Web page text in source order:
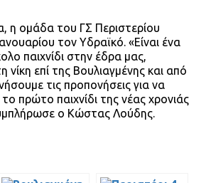
η ομάδα του ΓΣ Περιστερίου
τον Υδραϊκό. «Είναι ένα
παιχνίδι στην έδρα μας,
επί της Βουλιαγμένης και από
τις προπονήσεις για να
το πρώτο παιχνίδι της νέας χρονιάς
ο Κώστας Λούδης.